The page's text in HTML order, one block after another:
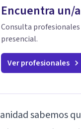
Encuentra un/
Consulta
presencial.
Ver profesionales
sabemos